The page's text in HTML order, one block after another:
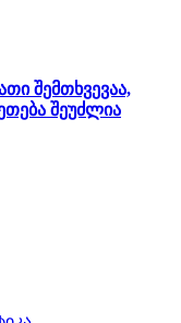
შემთხვევაა,
შეუძლია